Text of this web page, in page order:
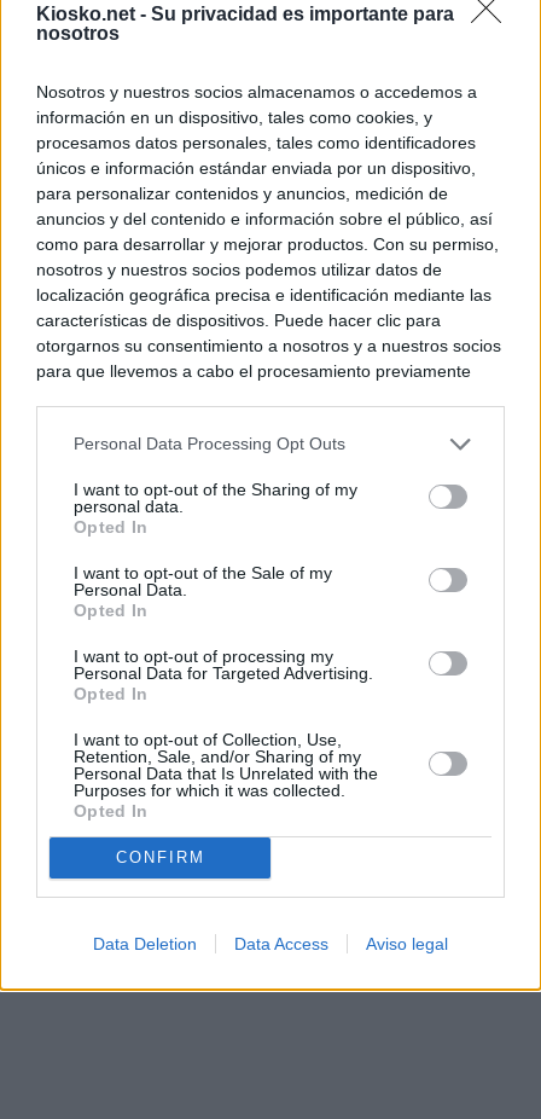
Kiosko.net - Su privacidad es importante para
nosotros
Nosotros y nuestros socios almacenamos o accedemos a
información en un dispositivo, tales como cookies, y
procesamos datos personales, tales como identificadores
únicos e información estándar enviada por un dispositivo,
para personalizar contenidos y anuncios, medición de
anuncios y del contenido e información sobre el público, así
como para desarrollar y mejorar productos. Con su permiso,
nosotros y nuestros socios podemos utilizar datos de
localización geográfica precisa e identificación mediante las
características de dispositivos. Puede hacer clic para
otorgarnos su consentimiento a nosotros y a nuestros socios
para que llevemos a cabo el procesamiento previamente
negar su consentimiento. Tenga en cuenta que algún
de su consentimiento, pero usted tiene el derecho de
rechazar tal procesamiento. Sus preferencias se aplicarán
cualquier momento entrando de nuevo en este sitio web o
visitando nuestra política de privacidad.
Personal Data Processing Opt Outs
I want to opt-out of the Sharing of my
personal data.
Opted In
I want to opt-out of the Sale of my
Personal Data.
Opted In
I want to opt-out of processing my
Personal Data for Targeted Advertising.
Opted In
I want to opt-out of Collection, Use,
Retention, Sale, and/or Sharing of my
Personal Data that Is Unrelated with the
Purposes for which it was collected.
Opted In
CONFIRM
Data Deletion Data Access Aviso legal